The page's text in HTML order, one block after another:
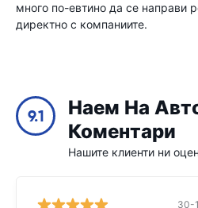
много по-евтино да се направи
директно с компаниите.
9.1
Наем На
Коментари
Нашите клиенти ни
30-